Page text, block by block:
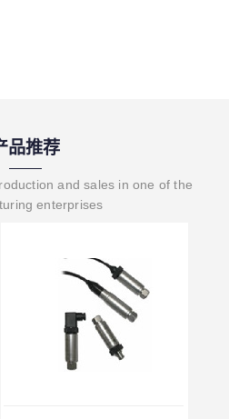
品推荐
and sales in one of the
enterprises